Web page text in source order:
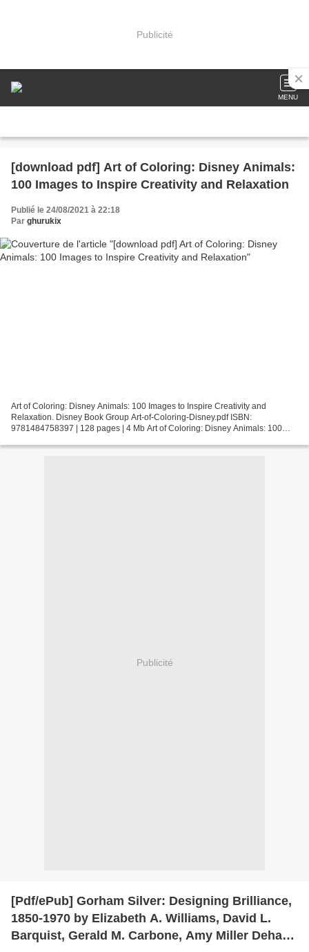
Publicité
MENU
[download pdf] Art of Coloring: Disney Animals:
100 Images to Inspire Creativity and Relaxation
Publié le 24/08/2021 à 22:18
Par ghurukix
Art of Coloring: Disney Animals: 100 Images to Inspire Creativity and
Relaxation. Disney Book Group Art-of-Coloring-Disney.pdf ISBN:
9781484758397 | 128 pages | 4 Mb Art of Coloring: Disney Animals: 100
Publicité
[Pdf/ePub] Gorham Silver: Designing Brilliance,
1850-1970 by Elizabeth A. Williams, David L.
Barquist, Gerald M. Carbone, Amy Miller Dehan,